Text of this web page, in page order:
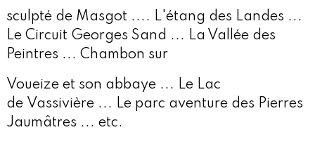
sculpté de Masgot .. .. L'étang des Landes ...
Le Circuit Georges Sand ... La Vallée des
Peintres ... Chambon sur
Voueize et son abbaye ... Le Lac
de Vassivière ... Le parc aventure des Pierres
Jaumâtres ... etc.